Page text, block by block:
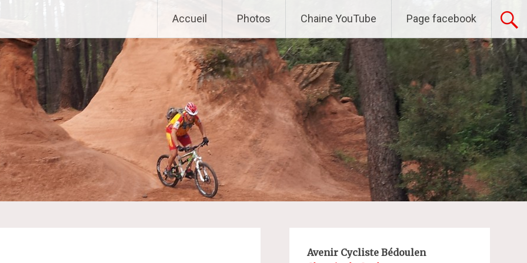
Accueil Photos Chaine YouTube Page facebook
Avenir Cycliste Bédoulen